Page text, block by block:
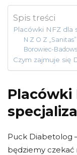
Spis treści
Placówki NFZ dla
N Z O Z
Borowiec-
Czym zajmuje się
Placówki
Puck Diabetolog
będziemy czekać